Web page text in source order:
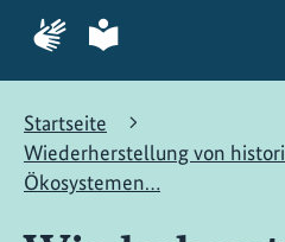
Zur
Seite
Gebärdensprache
Zur
Seite
leichte
Startseite
Wiederherstellung von
Ökosystemen…